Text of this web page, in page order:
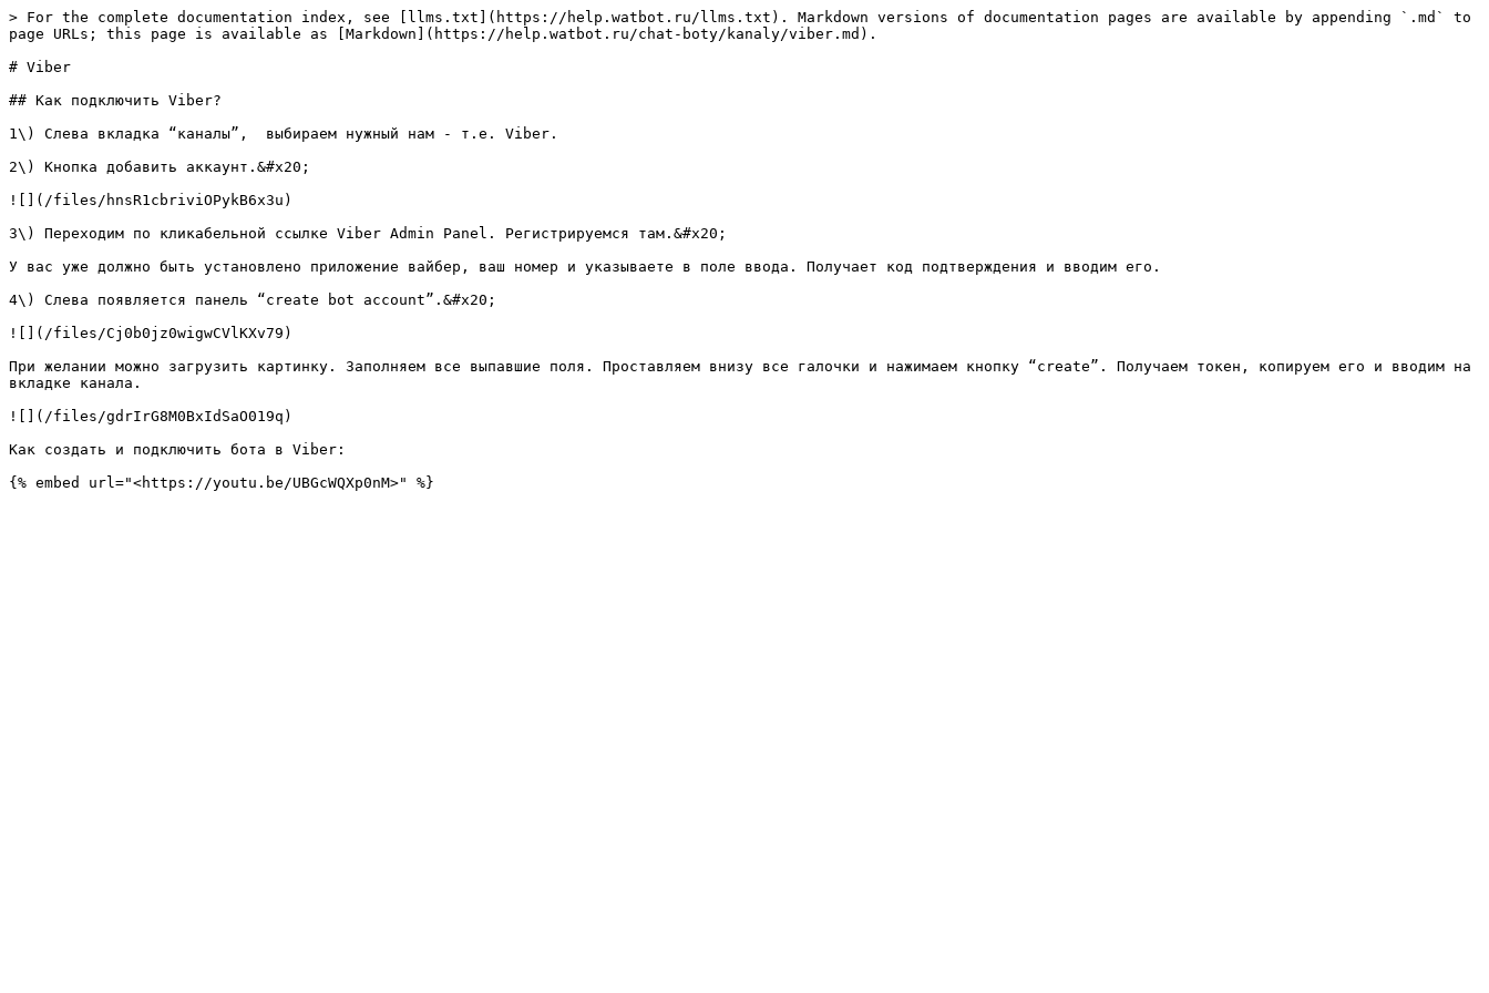
> For the complete documentation index, see [llms.txt](https://help.watbot.ru/llms.txt). Markdown versions of documentation pages are available by appending `.md` to
page URLs; this page is available as [Markdown](https://help.watbot.ru/chat-boty/kanaly/viber.md).
# Viber
## Как подключить Viber?
1\) Слева вкладка “каналы”,  выбираем нужный нам - т.е. Viber.
2\) Кнопка добавить аккаунт.&#x20;
![](/files/hnsR1cbriviOPykB6x3u)
3\) Переходим по кликабельной ссылке Viber Admin Panel. Регистрируемся там.&#x20;
У вас уже должно быть установлено приложение вайбер, ваш номер и указываете в поле ввода. Получает код подтверждения и вводим его.
4\) Слева появляется панель “create bot account”.&#x20;
![](/files/Cj0b0jz0wigwCVlKXv79)
При желании можно загрузить картинку. Заполняем все выпавшие поля. Проставляем внизу все галочки и нажимаем кнопку “create”. Получаем токен, копируем его и вводим на
вкладке канала.
![](/files/gdrIrG8M0BxIdSaO019q)
Как создать и подключить бота в Viber: